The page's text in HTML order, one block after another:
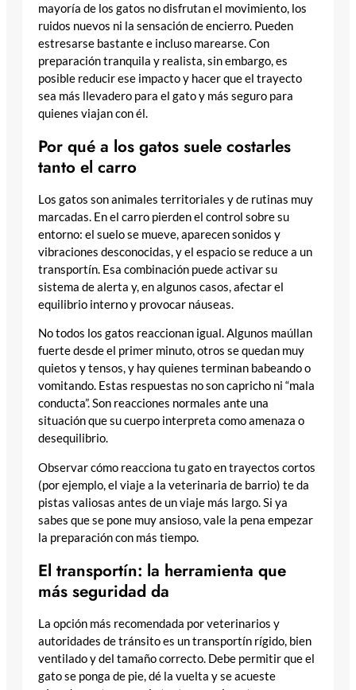
mayoría de los gatos no disfrutan el movimiento, los
ruidos nuevos ni la sensación de encierro. Pueden
estresarse bastante e incluso marearse. Con
preparación tranquila y realista, sin embargo, es
posible reducir ese impacto y hacer que el trayecto
sea más llevadero para el gato y más seguro para
quienes viajan con él.
Por qué a los gatos suele costarles
tanto el carro
Los gatos son animales territoriales y de rutinas muy
marcadas. En el carro pierden el control sobre su
entorno: el suelo se mueve, aparecen sonidos y
vibraciones desconocidas, y el espacio se reduce a un
transportín. Esa combinación puede activar su
sistema de alerta y, en algunos casos, afectar el
equilibrio interno y provocar náuseas.
No todos los gatos reaccionan igual. Algunos maúllan
fuerte desde el primer minuto, otros se quedan muy
quietos y tensos, y hay quienes terminan babeando o
vomitando. Estas respuestas no son capricho ni “mala
conducta”. Son reacciones normales ante una
situación que su cuerpo interpreta como amenaza o
desequilibrio.
Observar cómo reacciona tu gato en trayectos cortos
(por ejemplo, el viaje a la veterinaria de barrio) te da
pistas valiosas antes de un viaje más largo. Si ya
sabes que se pone muy ansioso, vale la pena empezar
la preparación con más tiempo.
El transportín: la herramienta que
más seguridad da
La opción más recomendada por veterinarios y
autoridades de tránsito es un transportín rígido, bien
ventilado y del tamaño correcto. Debe permitir que el
gato se ponga de pie, dé la vuelta y se acueste